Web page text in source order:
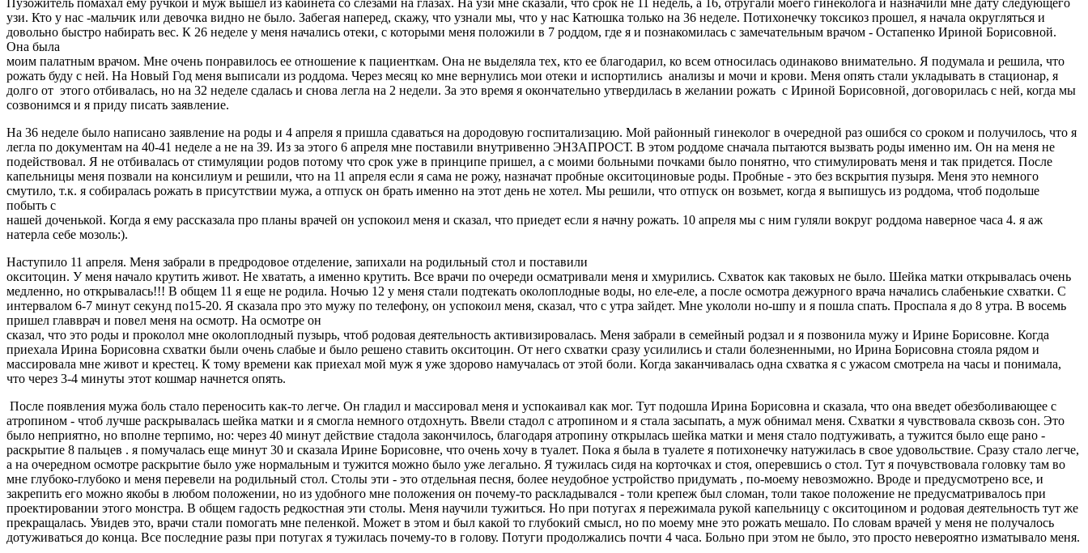
узи. Кто у нас -мальчик или девочка видно не было. Забегая наперед, скажу, что узнали мы, что у нас Катюшка только на 36 неделе. Потихонечку токсикоз прошел, я начала округляться и
довольно быстро набирать вес. К 26 неделе у меня начались отеки, с которыми меня положили в 7 роддом, где я и познакомилась с замечательным врачом - Остапенко Ириной Борисовной.
Она была
моим палатным врачом. Мне очень понравилось ее отношение к пациенткам. Она не выделяла тех, кто ее благодарил, ко всем относилась одинаково внимательно. Я подумала и решила, что
рожать буду с ней. На Новый Год меня выписали из роддома. Через месяц ко мне вернулись мои отеки и испортились анализы и мочи и крови. Меня опять стали укладывать в стационар, я
долго от этого отбивалась, но на 32 неделе сдалась и снова легла на 2 недели. За это время я окончательно утвердилась в желании рожать с Ириной Борисовной, договорилась с ней, когда мы
созвонимся и я приду писать заявление.
На 36 неделе было написано заявление на роды и 4 апреля я пришла сдаваться на дородовую госпитализацию. Мой районный гинеколог в очередной раз ошибся со сроком и получилось, что я
легла по документам на 40-41 неделе а не на 39. Из за этого 6 апреля мне поставили внутривенно ЭНЗАПРОСТ. В этом роддоме сначала пытаются вызвать роды именно им. Он на меня не
подействовал. Я не отбивалась от стимуляции родов потому что срок уже в принципе пришел, а с моими больными почками было понятно, что стимулировать меня и так придется. После
капельницы меня позвали на консилиум и решили, что на 11 апреля если я сама не рожу, назначат пробные окситоциновые роды. Пробные - это без вскрытия пузыря. Меня это немного
смутило, т.к. я собиралась рожать в присутствии мужа, а отпуск он брать именно на этот день не хотел. Мы решили, что отпуск он возьмет, когда я выпишусь из роддома, чтоб подольше
побыть с
нашей доченькой. Когда я ему рассказала про планы врачей он успокоил меня и сказал, что приедет если я начну рожать. 10 апреля мы с ним гуляли вокруг роддома наверное часа 4. я аж
натерла себе мозоль:).
Наступило 11 апреля. Меня забрали в предродовое отделение, запихали на родильный стол и поставили
окситоцин. У меня начало крутить живот. Не хватать, а именно крутить. Все врачи по очереди осматривали меня и хмурились. Схваток как таковых не было. Шейка матки открывалась очень
медленно, но открывалась!!! В общем 11 я еще не родила. Ночью 12 у меня стали подтекать околоплодные воды, но еле-еле, а после осмотра дежурного врача начались слабенькие схватки. С
интервалом 6-7 минут секунд по15-20. Я сказала про это мужу по телефону, он успокоил меня, сказал, что с утра зайдет. Мне укололи но-шпу и я пошла спать. Проспала я до 8 утра. В восемь
пришел главврач и повел меня на осмотр. На осмотре он
сказал, что это роды и проколол мне околоплодный пузырь, чтоб родовая деятельность активизировалась. Меня забрали в семейный родзал и я позвонила мужу и Ирине Борисовне. Когда
приехала Ирина Борисовна схватки были очень слабые и было решено ставить окситоцин. От него схватки сразу усилились и стали болезненными, но Ирина Борисовна стояла рядом и
массировала мне живот и крестец. К тому времени как приехал мой муж я уже здорово намучалась от этой боли. Когда заканчивалась одна схватка я с ужасом смотрела на часы и понимала,
что через 3-4 минуты этот кошмар начнется опять.
После появления мужа боль стало переносить как-то легче. Он гладил и массировал меня и успокаивал как мог. Тут подошла Ирина Борисовна и сказала, что она введет обезболивающее с
атропином - чтоб лучше раскрывалась шейка матки и я смогла немного отдохнуть. Ввели стадол с атропином и я стала засыпать, а муж обнимал меня. Схватки я чувствовала сквозь сон. Это
было неприятно, но вполне терпимо, но: через 40 минут действие стадола закончилось, благодаря атропину открылась шейка матки и меня стало подтуживать, а тужится было еще рано -
раскрытие 8 пальцев . я помучалась еще минут 30 и сказала Ирине Борисовне, что очень хочу в туалет. Пока я была в туалете я потихонечку натужилась в свое удовольствие. Сразу стало легче,
а на очередном осмотре раскрытие было уже нормальным и тужится можно было уже легально. Я тужилась сидя на корточках и стоя, оперевшись о стол. Тут я почувствовала головку там во
мне глубоко-глубоко и меня перевели на родильный стол. Столы эти - это отдельная песня, более неудобное устройство придумать , по-моему невозможно. Вроде и предусмотрено все, и
закрепить его можно якобы в любом положении, но из удобного мне положения он почему-то раскладывался - толи крепеж был сломан, толи такое положение не предусматривалось при
проектировании этого монстра. В общем гадость редкостная эти столы. Меня научили тужиться. Но при потугах я пережимала рукой капельницу с окситоцином и родовая деятельность тут же
прекращалась. Увидев это, врачи стали помогать мне пеленкой. Может в этом и был какой то глубокий смысл, но по моему мне это рожать мешало. По словам врачей у меня не получалось
дотуживаться до конца. Все последние разы при потугах я тужилась почему-то в голову. Потуги продолжались почти 4 часа. Больно при этом не было, это просто невероятно изматывало меня.